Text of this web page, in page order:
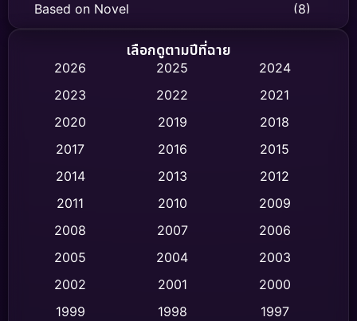
Based on Novel (8)
Biography ชีวิตจริง
Classic หนังคลาสสิก (47)
Comedy ตลก (446)
Crime อาชญากรรม (520)
Cult Film
เลือกดูตามปีที่ฉาย
2026 2025
2024
2023
2022
2021
2020
2019
2018
2017
2016
2015
2014
2013
2012
2011
2010
2009
2008
2007
2006
2005
2004
2003
2002
2001
2000
1999
1998
1997